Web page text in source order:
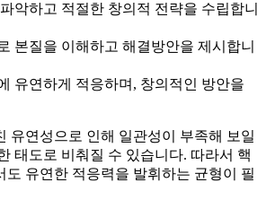
악하고 적절한 창의적 전략을 수립합니
본질을 이해하고 해결방안을 제시합니
유연하게 적응하며, 창의적인 방안을
유연성으로 인해 일관성이 부족해 보일
태도로 비춰질 수 있습니다. 따라서 핵
도 유연한 적응력을 발휘하는 균형이 필